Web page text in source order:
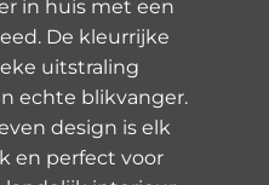
in huis met een
De kleurrijke
uitstraling
echte blikvanger.
design is elk
en perfect voor